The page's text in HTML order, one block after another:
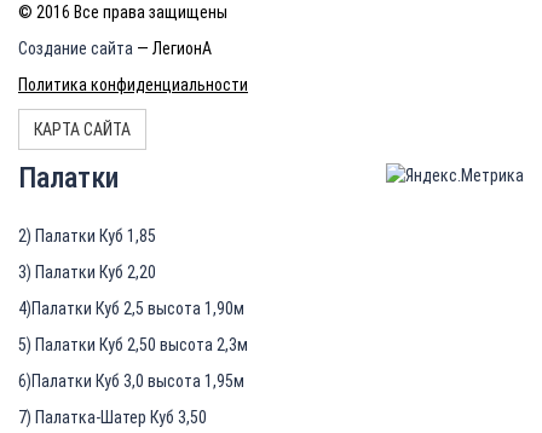
© 2016 Все права защищены
Создание сайта — ЛегионА
Политика конфиденциальности
КАРТА САЙТА
Палатки
2) Палатки Куб 1,85
3) Палатки Куб 2,20
4)Палатки Куб 2,5 высота 1,90м
5) Палатки Куб 2,50 высота 2,3м
6)Палатки Куб 3,0 высота 1,95м
7) Палатка-Шатер Куб 3,50